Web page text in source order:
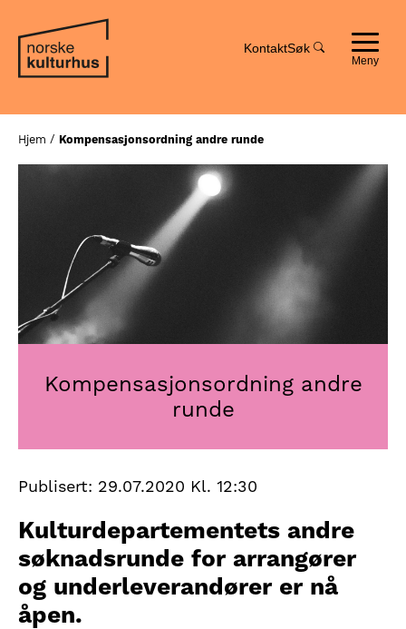
innhold
navigasjon
KontaktSøk
Toggle
Hjem / Kompensasjonsordning andre runde
Kompensasjonsordning andre
runde
Publisert: 29.07.2020 Kl. 12:30
Kulturdepartementets andre
søknadsrunde for arrangører
og underleverandører er nå
åpen.